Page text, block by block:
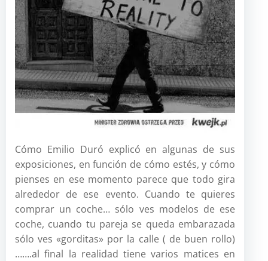
Cómo Emilio Duró explicó en algunas de sus
exposiciones, en función de cómo estés, y cómo
pienses en ese momento parece que todo gira
alrededor de ese evento. Cuando te quieres
comprar un coche… sólo ves modelos de ese
coche, cuando tu pareja se queda embarazada
sólo ves «gorditas» por la calle ( de buen rollo)
…….al final la realidad tiene varios matices en